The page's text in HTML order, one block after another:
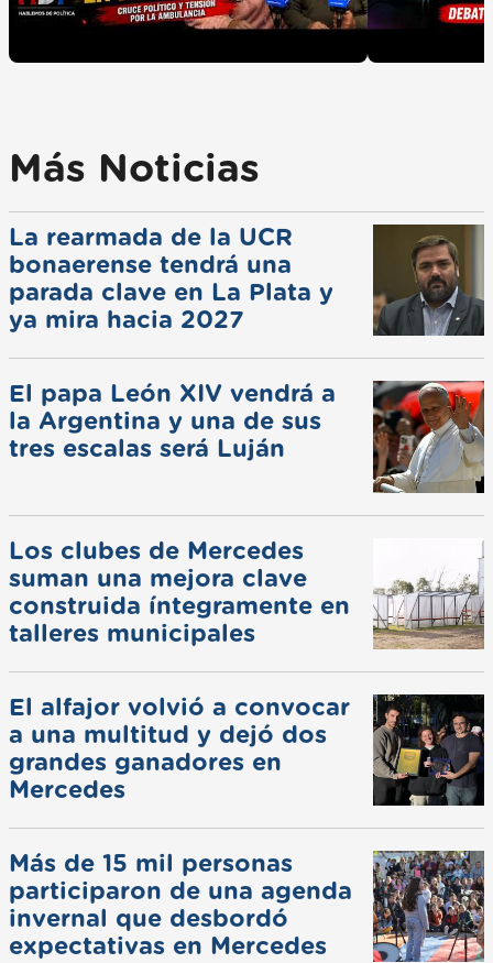
Más Noticias
La rearmada de la UCR
bonaerense tendrá una
parada clave en La Plata y
ya mira hacia 2027
El papa León XIV vendrá a
la Argentina y una de sus
tres escalas será Luján
Los clubes de Mercedes
suman una mejora clave
construida íntegramente en
talleres municipales
El alfajor volvió a convocar
a una multitud y dejó dos
grandes ganadores en
Mercedes
Más de 15 mil personas
participaron de una agenda
invernal que desbordó
expectativas en Mercedes